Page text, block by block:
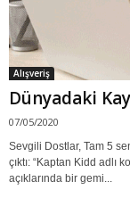
Alışveriş
Dünyadaki
07/05/2020
Sevgili Dostlar, Tam 5
çıktı: “Kaptan Kidd adlı
açıklarında bir gemi...